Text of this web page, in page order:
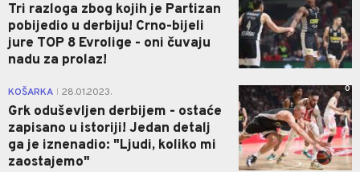
Tri razloga zbog kojih je Partizan
pobijedio u derbiju! Crno-bijeli
jure TOP 8 Evrolige - oni čuvaju
nadu za prolaz!
KOŠARKA 28.01.2023.
Grk oduševljen derbijem - ostaće
zapisano u istoriji! Jedan detalj
ga je iznenadio: "Ljudi, koliko mi
zaostajemo"
0